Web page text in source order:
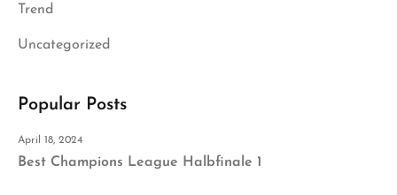
Trend
Uncategorized
Popular Posts
April 18, 2024
Best Champions League Halbfinale 1